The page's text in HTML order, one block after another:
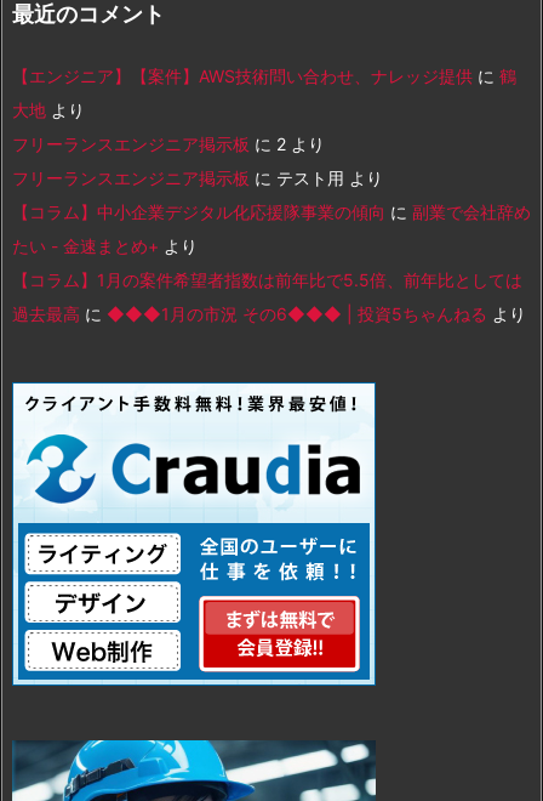
最近のコメント
【エンジニア】【案件】AWS技術問い合わせ、ナレッジ提供 に 鶴
大地 より
フリーランスエンジニア掲示板 に 2 より
フリーランスエンジニア掲示板 に テスト用 より
【コラム】中小企業デジタル化応援隊事業の傾向 に 副業で会社辞め
たい - 金速まとめ+ より
【コラム】1月の案件希望者指数は前年比で5.5倍、前年比としては
過去最高 に ◆◆◆1月の市況 その6◆◆◆ | 投資5ちゃんねる より